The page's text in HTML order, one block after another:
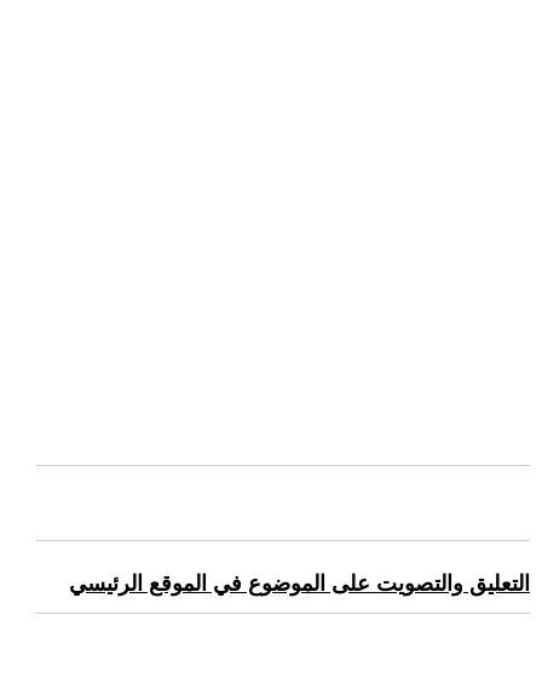
التعليق والتصويت على الموضوع في الموقع الرئيسي